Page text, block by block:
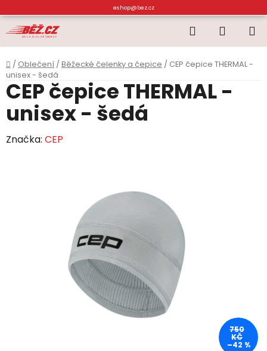
na
obsah
eshop@bez.cz
Hledat
KOŠÍK
Domů
/ Oblečení / Běžecké čelenky a čepice / CEP čepice THERMAL -
unisex - šedá
CEP čepice THERMAL -
unisex - šedá
Značka: CEP
750
KČ
–42 %